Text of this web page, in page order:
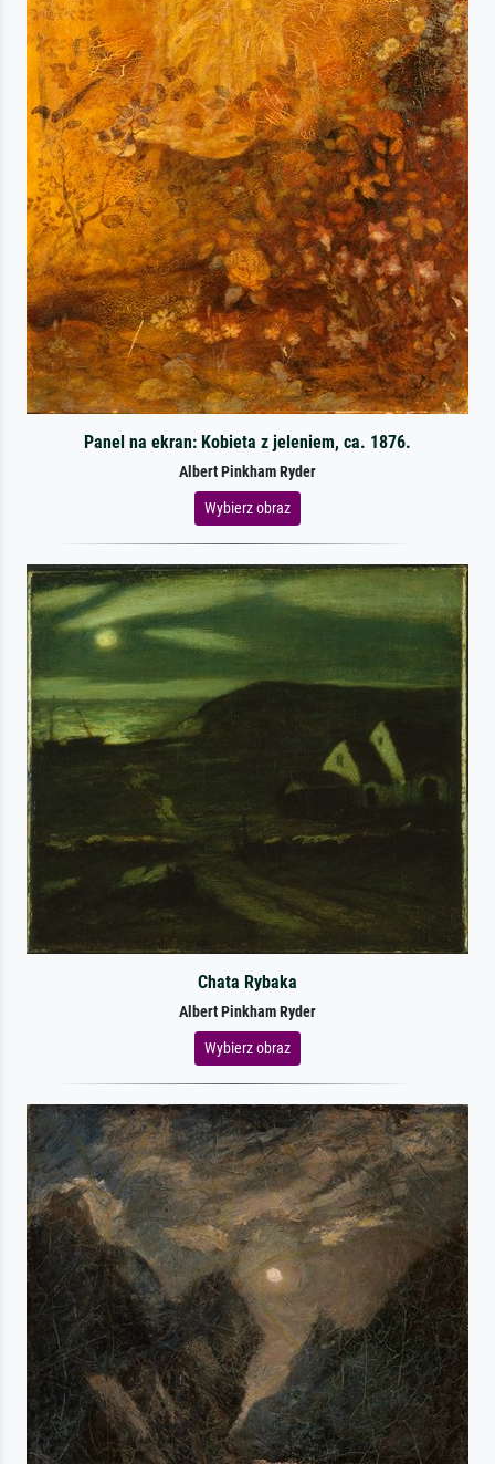
Panel na ekran: Kobieta z jeleniem, ca. 1876.
Albert Pinkham Ryder
Wybierz obraz
Chata Rybaka
Albert Pinkham Ryder
Wybierz obraz